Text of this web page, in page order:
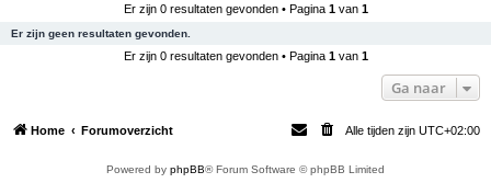
Er zijn 0 resultaten gevonden • Pagina 1van 1
Er zijn geen resultaten gevonden.
Er zijn 0 resultaten gevonden • Pagina 1van 1
Ga naar
Home Forumoverzicht Alle tijden zijn UTC+02:00
Powered by phpBB® Forum Software © phpBB Limited